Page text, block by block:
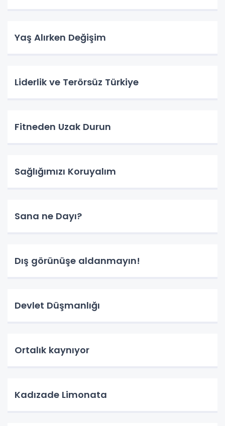
Yaş Alırken Değişim
Liderlik ve Terörsüz Türkiye
Fitneden Uzak Durun
Sağlığımızı Koruyalım
Sana ne Dayı?
Dış görünüşe aldanmayın!
Devlet Düşmanlığı
Ortalık kaynıyor
Kadızade Limonata